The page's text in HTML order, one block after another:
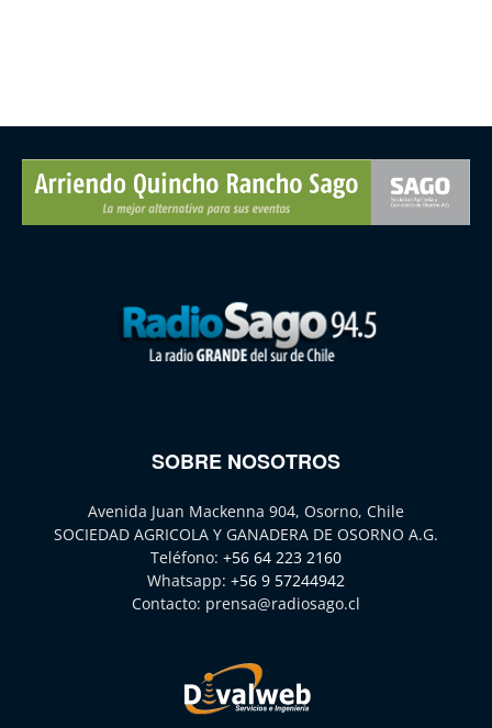
SOBRE NOSOTROS
Avenida Juan Mackenna 904, Osorno, Chile
SOCIEDAD AGRICOLA Y GANADERA DE OSORNO A.G.
Teléfono: +56 64 223 2160
Whatsapp: +56 9 57244942
Contacto: prensa@radiosago.cl